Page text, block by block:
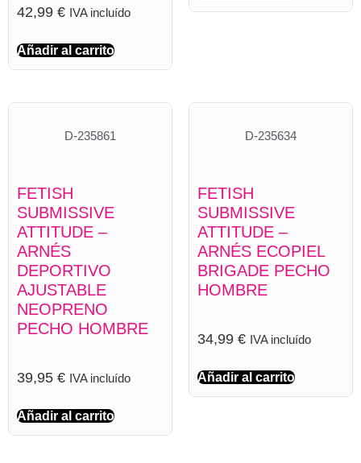
42,99 € IVA incluído
Añadir al carrito
D-235861
FETISH
SUBMISSIVE
ATTITUDE –
ARNÉS
DEPORTIVO
AJUSTABLE
NEOPRENO
PECHO HOMBRE
39,95 € IVA incluído
Añadir al carrito
D-235634
FETISH
SUBMISSIVE
ATTITUDE –
ARNÉS ECOPIEL
BRIGADE PECHO
HOMBRE
34,99 € IVA incluído
Añadir al carrito